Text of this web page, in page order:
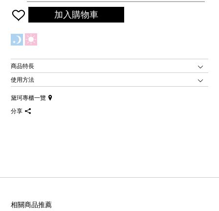
加入購物車
商品特長
使用方法
黛珂專櫃一覽
分享
相關商品推薦